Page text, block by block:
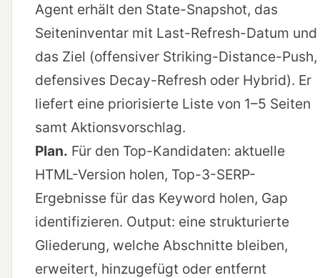
Agent erhält den State-Snapshot, das
Seiteninventar mit Last-Refresh-Datum und
das Ziel (offensiver Striking-Distance-Push,
defensives Decay-Refresh oder Hybrid). Er
liefert eine priorisierte Liste von 1–5 Seiten
samt Aktionsvorschlag.
Plan. Für den Top-Kandidaten: aktuelle
HTML-Version holen, Top-3-SERP-
Ergebnisse für das Keyword holen, Gap
identifizieren. Output: eine strukturierte
Gliederung, welche Abschnitte bleiben,
erweitert, hinzugefügt oder entfernt